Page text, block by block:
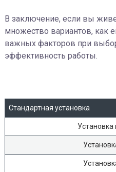
В заключение, если вы
множество вариантов, как
важных факторов при
эффективность работы.
Стандартная установка